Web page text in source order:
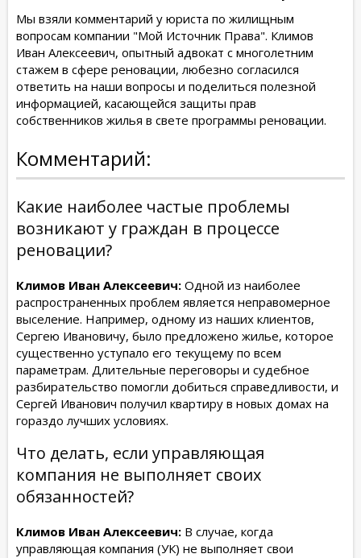
Мы взяли комментарий у юриста по жилищным
вопросам компании "Мой Источник Права". Климов
Иван Алексеевич, опытный адвокат с многолетним
стажем в сфере реновации, любезно согласился
ответить на наши вопросы и поделиться полезной
информацией, касающейся защиты прав
собственников жилья в свете программы реновации.
Комментарий:
Какие наиболее частые проблемы
возникают у граждан в процессе
реновации?
Климов Иван Алексеевич: Одной из наиболее
распространенных проблем является неправомерное
выселение. Например, одному из наших клиентов,
Сергею Ивановичу, было предложено жилье, которое
существенно уступало его текущему по всем
параметрам. Длительные переговоры и судебное
разбирательство помогли добиться справедливости, и
Сергей Иванович получил квартиру в новых домах на
гораздо лучших условиях.
Что делать, если управляющая
компания не выполняет своих
обязанностей?
Климов Иван Алексеевич: В случае, когда
управляющая компания (УК) не выполняет свои